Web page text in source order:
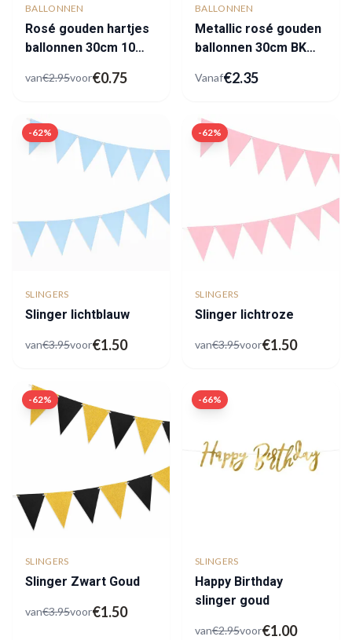
BALLONNEN
Rosé gouden hartjes
ballonnen 30cm 10
van€2.95voor€0.75
BALLONNEN
Metallic rosé gouden
ballonnen 30cm BK
Vanaf€2.35
-62%
SLINGERS
Slinger lichtblauw
van€3.95voor€1.50
-62%
SLINGERS
Slinger lichtroze
van€3.95voor€1.50
-62%
SLINGERS
Slinger Zwart Goud
van€3.95voor€1.50
-66%
SLINGERS
Happy Birthday
slinger goud
van€2.95voor€1.00